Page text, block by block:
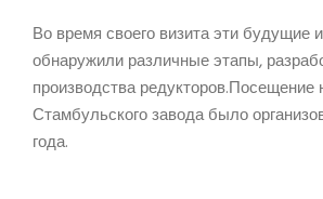
Во время своего визита эти будущие
обнаружили различные этапы,
производства редукторов.Посещение
Стамбульского завода было
года.